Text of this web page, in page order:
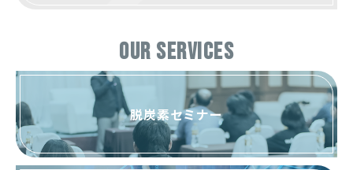
OUR SERVICES
脱炭素セミナー